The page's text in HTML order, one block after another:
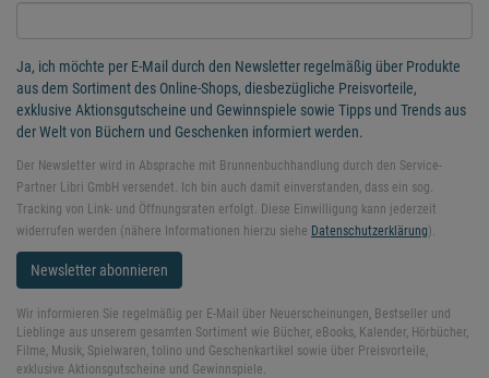
Ja, ich möchte per E-Mail durch den Newsletter regelmäßig über Produkte
aus dem Sortiment des Online-Shops, diesbezügliche Preisvorteile,
exklusive Aktionsgutscheine und Gewinnspiele sowie Tipps und Trends aus
der Welt von Büchern und Geschenken informiert werden.
Der Newsletter wird in Absprache mit Brunnenbuchhandlung durch den Service-
Partner Libri GmbH versendet. Ich bin auch damit einverstanden, dass ein sog.
Tracking von Link- und Öffnungsraten erfolgt. Diese Einwilligung kann jederzeit
widerrufen werden (nähere Informationen hierzu siehe Datenschutzerklärung).
Newsletter abonnieren
Wir informieren Sie regelmäßig per E-Mail über Neuerscheinungen, Bestseller und
Lieblinge aus unserem gesamten Sortiment wie Bücher, eBooks, Kalender, Hörbücher,
Filme, Musik, Spielwaren, tolino und Geschenkartikel sowie über Preisvorteile,
exklusive Aktionsgutscheine und Gewinnspiele.